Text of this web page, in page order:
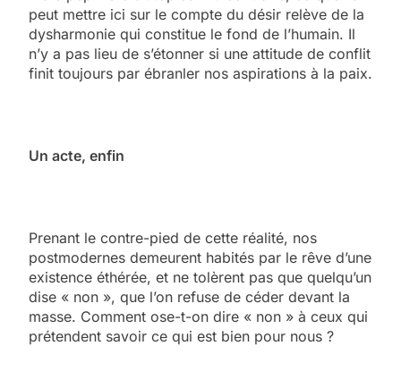
peut mettre ici sur le compte du désir relève de la
dysharmonie qui constitue le fond de l’humain. Il
n’y a pas lieu de s’étonner si une attitude de conflit
finit toujours par ébranler nos aspirations à la paix.
Un acte, enfin
Prenant le contre-pied de cette réalité, nos
postmodernes demeurent habités par le rêve d’une
existence éthérée, et ne tolèrent pas que quelqu’un
dise « non », que l’on refuse de céder devant la
masse. Comment ose-t-on dire « non » à ceux qui
prétendent savoir ce qui est bien pour nous ?